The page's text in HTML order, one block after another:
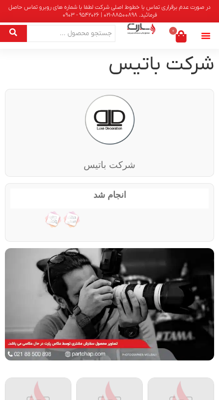
در صورت عدم برقراری تماس با خطوط اصلی شرکت لطفا با شماره های روبرو تماس حاصل
فرمائید. 88500898-021 | 9542026 - 0903
0
شرکت باتیس
شرکت باتیس
انجام شد